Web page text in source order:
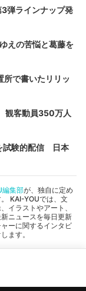
弾ラインナップ発
えの苦悩と葛藤を
で書いたリリッ
観客動員350万人
試験的配信 日本
編集部が、独自に定め
KAI-YOUでは、文
イラストやアート、
ニュースを毎日更新
ーに関するインタビ
ます。